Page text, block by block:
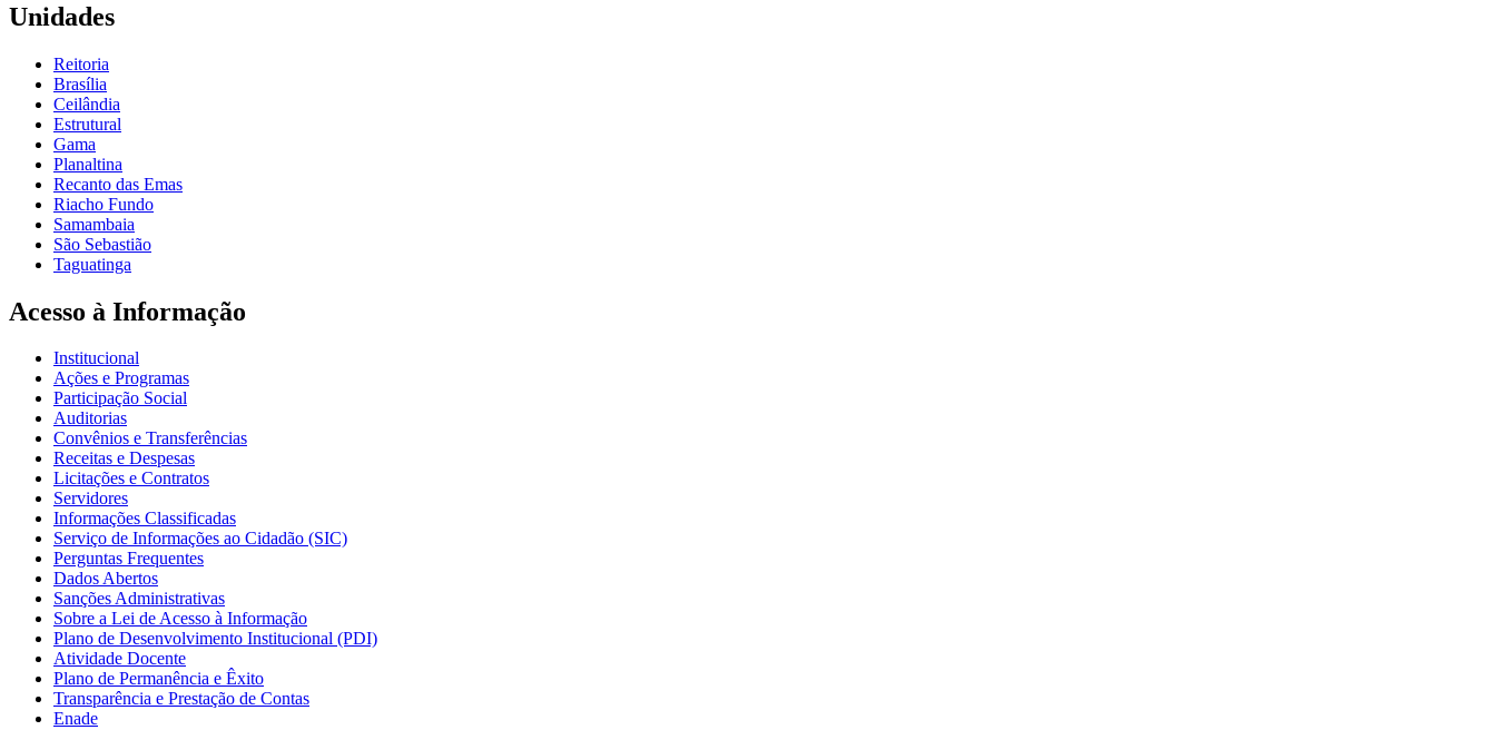
Unidades
Reitoria
Brasília
Ceilândia
Estrutural
Gama
Planaltina
Recanto das Emas
Riacho Fundo
Samambaia
São Sebastião
Taguatinga
Acesso à Informação
Institucional
Ações e Programas
Participação Social
Auditorias
Convênios e Transferências
Receitas e Despesas
Licitações e Contratos
Servidores
Informações Classificadas
Serviço de Informações ao Cidadão (SIC)
Perguntas Frequentes
Dados Abertos
Sanções Administrativas
Sobre a Lei de Acesso à Informação
Plano de Desenvolvimento Institucional (PDI)
Atividade Docente
Plano de Permanência e Êxito
Transparência e Prestação de Contas
Enade